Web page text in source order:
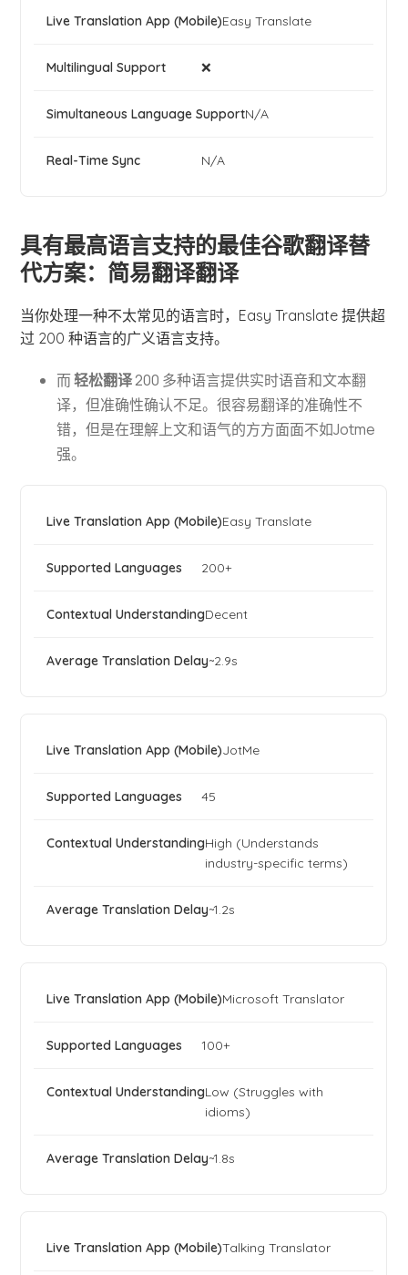
Easy Translate
❌
N/A
N/A
具有最高语言支持的最佳谷歌翻译替
代方案：简易翻译翻译
当你处理一种不太常见的语言时，Easy Translate 提供超
过 200 种语言的广义语言支持。
而轻松翻译200 多种语言提供实时语音和文本翻
译，但准确性确认不足。很容易翻译的准确性不
错，但是在理解上文和语气的方方面面不如Jotme
强。
Easy Translate
200+
Decent
~2.9s
JotMe
45
High (Understands
industry-specific terms)
~1.2s
Microsoft Translator
100+
Low (Struggles with
idioms)
~1.8s
Talking Translator